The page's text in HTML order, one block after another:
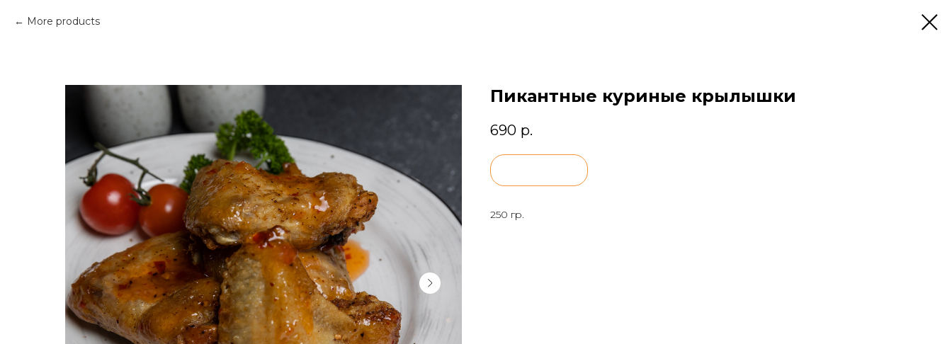
More products
Пикантные куриные крылышки
690 р.
250 гр.